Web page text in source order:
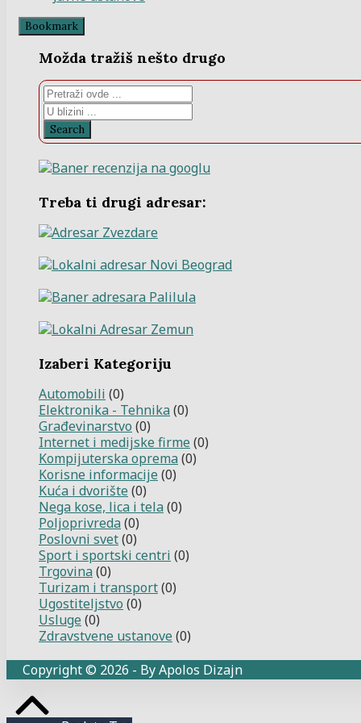
Bookmark
Možda tražiš nešto drugo
Search
Treba ti drugi adresar:
Izaberi Kategoriju
Automobili (0)
Elektronika - Tehnika(0)
Građevinarstvo (0)
Internet i medijske firme (0)
Kompijuterska oprema(0)
Korisne informacije (0)
Kuća i dvorište (0)
Nega kose, lica i tela(0)
Poljoprivreda(0)
Poslovni svet(0)
Sport i sportski centri (0)
Trgovina(0)
Turizam i transport(0)
Ugostiteljstvo (0)
Usluge (0)
Zdravstvene ustanove (0)
Copyright © 2026 - By Apolos Dizajn